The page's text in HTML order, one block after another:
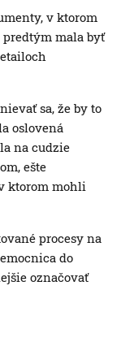
v ktorom
mala byť
sa, že by to
oslovená
na cudzie
ešte
ktorom mohli
procesy na
do
označovať